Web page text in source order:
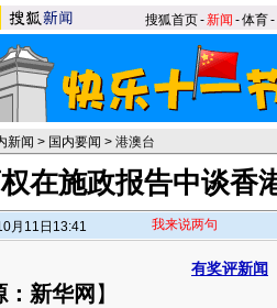
搜狐首页-新闻 -体育-
新闻 > 国内要闻 > 港澳台
在施政报告中谈香
月11日13:41 我来说两句
有奖评新闻
：新华网 】